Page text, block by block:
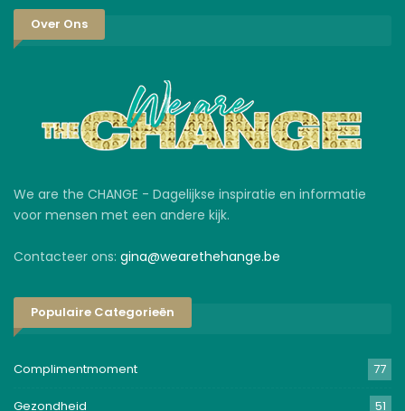
Over Ons
We are the CHANGE - Dagelijkse inspiratie en informatie
voor mensen met een andere kijk.
Contacteer ons: gina@wearethehange.be
Populaire Categorieën
Complimentmoment 77
Gezondheid 51